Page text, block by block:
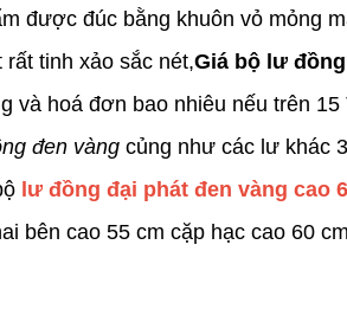
được đúc bằng khuôn vỏ mỏng
tinh xảo sắc nét,Giá bộ lư
và hoá đơn bao nhiêu nếu trên
đen vàng củng như các lư khác
lư đồng đại phát đen vàng cao
bên cao 55 cm cặp hạc cao 60